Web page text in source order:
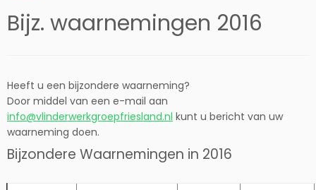
Bijz. waarnemingen 2016
Heeft u een bijzondere waarneming?
Door middel van een e-mail aan
info@vlinderwerkgroepfriesland.nl kunt u bericht van uw
waarneming doen.
Bijzondere Waarnemingen in 2016